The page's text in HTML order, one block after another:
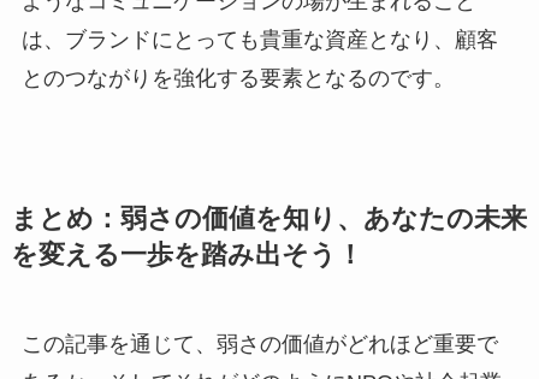
は、ブランドにとっても貴重な資産となり、顧客
とのつながりを強化する要素となるのです。
まとめ：弱さの価値を知り、あなたの未来
を変える一歩を踏み出そう！
この記事を通じて、弱さの価値がどれほど重要で